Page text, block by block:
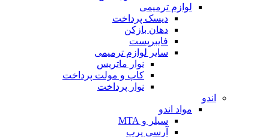
لوازم ترمیمی
دیسک پرداخت
دهان بازکن
فایبرپست
سایر لوازم ترمیمی
نوار ماتریس
کاپ و مولت پرداخت
نوار پرداخت
اندو
مواد اندو
سیلر و MTA
آرسی پرپ